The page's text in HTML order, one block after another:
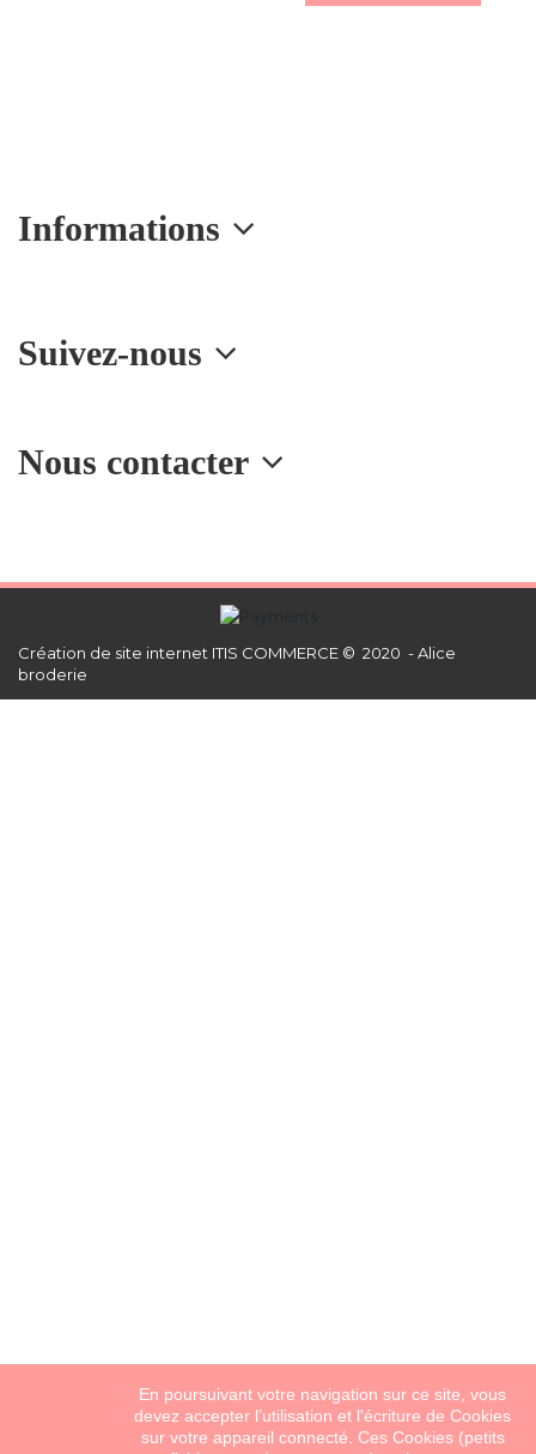
Nous contacter
Informations
En poursuivant votre navigation sur ce site, vous
devez accepter l’utilisation et l'écriture de Cookies
sur votre appareil connecté. Ces Cookies (petits
Suivez-nous
Création de site internet ITIS COMMERCE © 2020 - Alice
broderie